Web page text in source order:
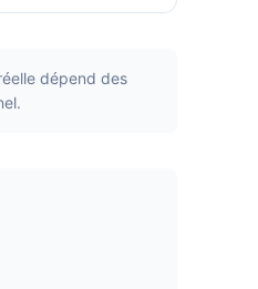
dépend des